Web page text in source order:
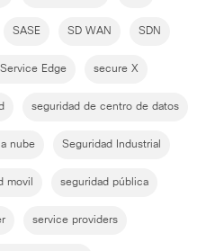
SASE SD WAN SDN
Edge secure X
seguridad de centro de datos
nube Seguridad Industrial
movil seguridad pública
service providers